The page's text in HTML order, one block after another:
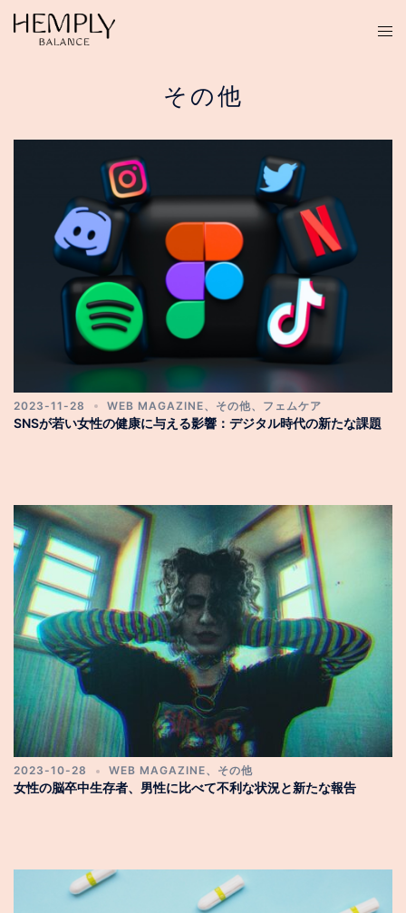
その他
2023-11-28 WEB MAGAZINE、 その他、 フェムケア
SNSが若い女性の健康に与える影響：デジタル時代の新たな課題
2023-10-28 WEB MAGAZINE、 その他
女性の脳卒中生存者、男性に比べて不利な状況と新たな報告